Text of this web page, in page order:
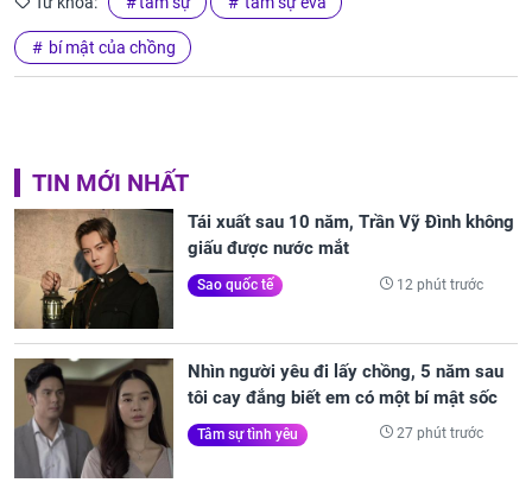
bí mật của chồng
TIN MỚI NHẤT
Tái xuất sau 10 năm, Trần Vỹ Đình không
giấu được nước mắt
Sao quốc tế 12 phút trước
Nhìn người yêu đi lấy chồng, 5 năm sau
tôi cay đắng biết em có một bí mật sốc
Tâm sự tình yêu 27 phút trước